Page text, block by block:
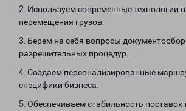
2. Используем современные технологии
перемещения грузов.
3. Берем на себя вопросы
разрешительных процедур.
4. Создаем персонализированные
специфики бизнеса.
5. Обеспечиваем стабильность поставок